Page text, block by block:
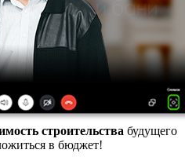
строительства будущего
в бюджет!